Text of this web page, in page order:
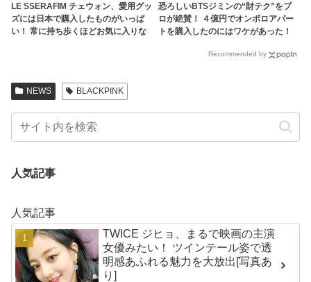
LE SSERAFIM チェウォン、愛用グッ
ズには日本で購入したものがいっぱ
い！ 常に持ち歩くほどお気に入りな
だ」
恐ろしいBTSジミンの“財テク”をプ
ロが絶賛！ ４億円でオンボロアパー
トを購入したのにはワケがあった！
地主になるってホント？
Recommended by
NEWS BLACKPINK
人気記事
人気記事
TWICE ジヒョ、まるで映画の主演
女優みたい！ ツインテール姿で透
明感あふれる魅力を大放出[写真あ
り]